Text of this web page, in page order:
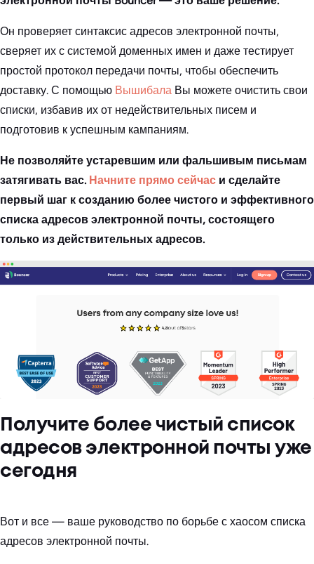
Он проверяет синтаксис адресов электронной почты,
сверяет их с системой доменных имен и даже тестирует
простой протокол передачи почты, чтобы обеспечить
доставку. С помощью Вышибала Вы можете очистить свои
списки, избавив их от недействительных писем и
подготовив к успешным кампаниям.
Не позволяйте устаревшим или фальшивым письмам
затягивать вас. Начните прямо сейчас и сделайте
первый шаг к созданию более чистого и эффективного
списка адресов электронной почты, состоящего
только из действительных адресов.
Получите более чистый список
адресов электронной почты уже
сегодня
Вот и все — ваше руководство по борьбе с хаосом списка
адресов электронной почты.